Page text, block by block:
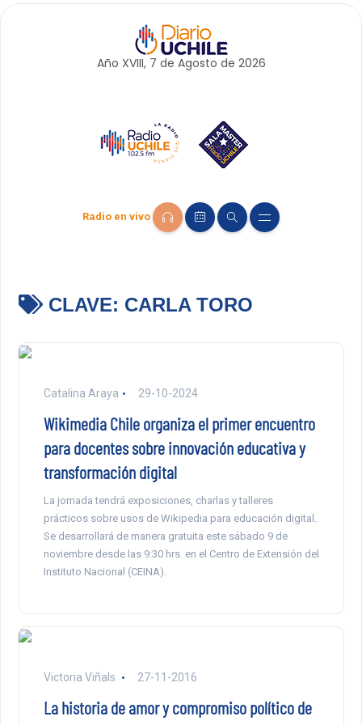
Año XVIII, 7 de Agosto de 2026
Radio en vivo
CLAVE: CARLA TORO
Catalina Araya 29-10-2024
Wikimedia Chile organiza el primer encuentro
para docentes sobre innovación educativa y
transformación digital
La jornada tendrá exposiciones, charlas y talleres
prácticos sobre usos de Wikipedia para educación digital.
Se desarrollará de manera gratuita este sábado 9 de
noviembre desde las 9:30 hrs. en el Centro de Extensión del
Instituto Nacional (CEINA).
Victoria Viñals 27-11-2016
La historia de amor y compromiso político de